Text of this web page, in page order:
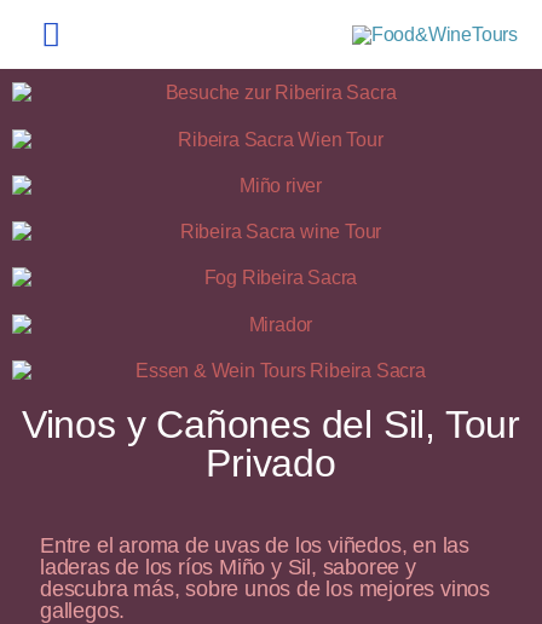
Vinos y Cañones del Sil, Tour
Privado
Entre el aroma de uvas de los viñedos, en las
laderas de los ríos Miño y Sil, saboree y
descubra más, sobre unos de los mejores vinos
gallegos.